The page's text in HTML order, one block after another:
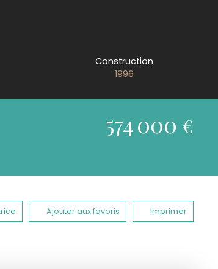
Construction
1996
574 000 €
Ajouter aux favoris Imprimer